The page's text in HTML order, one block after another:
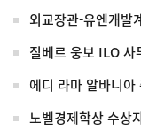
외교장관-유엔개발
질베르 웅보 ILO 사
에디 라마 알바니아
노벨경제학상 수상